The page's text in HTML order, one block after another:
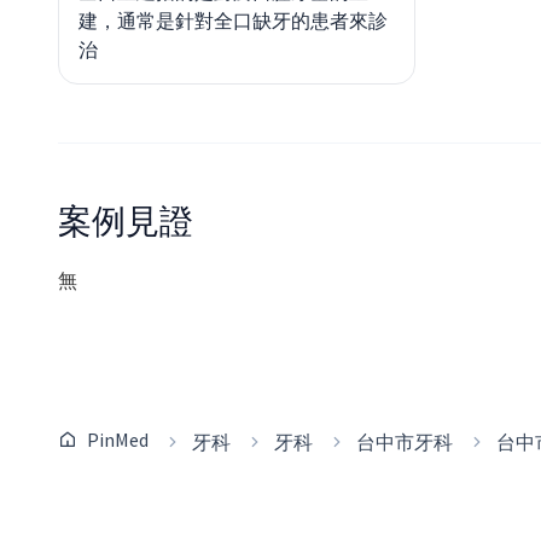
建，通常是針對全口缺牙的患者來診
治
案例見證
無
PinMed 牙科 牙科 台中市牙科 台中